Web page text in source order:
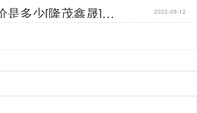
是多少[隆茂鑫晟]… 2022-09-12